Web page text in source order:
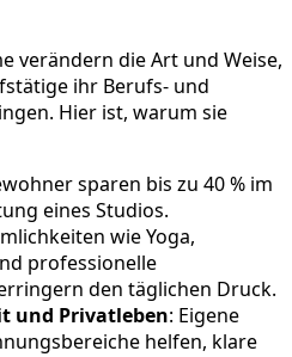
verändern die Art und Weise,
ihr Berufs- und
Hier ist, warum sie
sparen bis zu 40 % im
eines Studios.
wie Yoga,
professionelle
den täglichen Druck.
und Privatleben: Eigene
helfen, klare